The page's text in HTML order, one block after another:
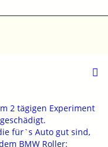
2 tägigen Experiment
für`s Auto gut sind,
BMW Roller: